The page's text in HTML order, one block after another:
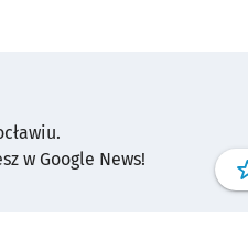
w Google News!